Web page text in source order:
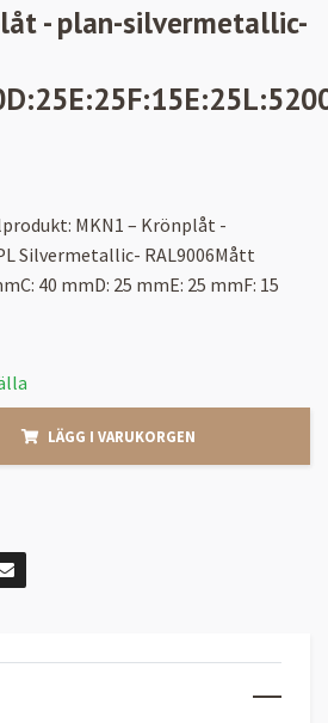
- plan-silvermetallic-
MKN1 – Krönplåt -
Silvermetallic- RAL9006Mått
40 mmD: 25 mmE: 25 mmF: 15
LÄGG I VARUKORGEN